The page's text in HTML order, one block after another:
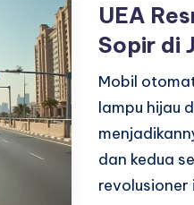
UEA
Sopir di
Mobil
lampu hijau
dan kedua
revolusioner